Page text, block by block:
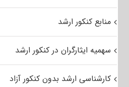
منابع کنکور ارشد
سهمیه ایثارگران در کنکور ارشد
کارشناسی ارشد بدون کنکور آزاد